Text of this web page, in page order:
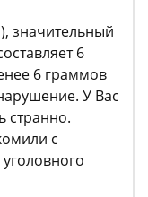
значительный
6
6 граммов
У Вас
странно.
с